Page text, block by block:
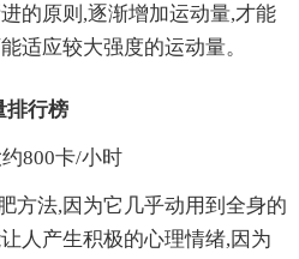
的原则,逐渐增加运动量,才能
适应较大强度的运动量。
排行榜
800卡/小时
方法,因为它几乎动用到全身的
人产生积极的心理情绪,因为